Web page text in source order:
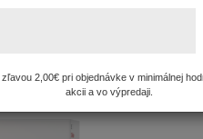
2,00€ pri objednávke v minimálnej
akcii a vo výpredaji.